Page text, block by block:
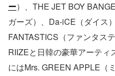
ー）、THE JET BOY
ガーズ）、Da-iCE（ダイス
FANTASTICS（ファンタス
RIIZEと日韓の豪華アーティ
にはMrs. GREEN APPLE（